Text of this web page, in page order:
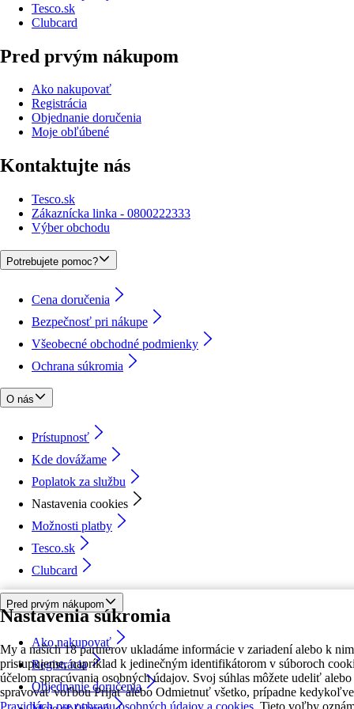
Nastavenia súkromia
My a našich 18 partnerov ukladáme informácie v zariadení alebo k nim
pristupujeme, napríklad k jedinečným identifikátorom v súboroch
účelom spracúvania osobných údajov. Svoj súhlas môžete udeliť alebo
spravovať voľbou Prijať alebo Odmietnuť všetko, prípadne
Pravidlách pre ochranu osobných údajov a cookies. Tieto voľby
Tesco.sk
Clubcard
Pred prvým nákupom
Ako nakupovať
Registrácia
Objednanie doručenia
Moje obľúbené
Kontaktujte nás
Tesco.sk
Zákaznícka linka - 0800222333
Výber obchodu
Potrebujete pomoc?
Cena doručenia
Bezpečnosť pri nákupe
Všeobecné obchodné podmienky
Ochrana súkromia
O nás
Prístupnosť
Kde dovážame
Poplatok za službu
Nastavenia cookies
Možnosti platby
Tesco.sk
Clubcard
Pred prvým nákupom
Ako nakupovať
Registrácia
Objednanie doručenia